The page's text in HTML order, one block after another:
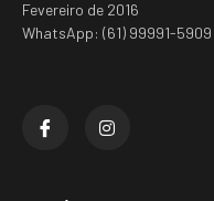
Fevereiro de 2016
WhatsApp: (61) 99991-5909